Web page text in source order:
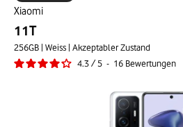
Xiaomi
11T
256GB | Weiss | Akzeptabler Zustand
4.3/5 - 16 Bewertungen